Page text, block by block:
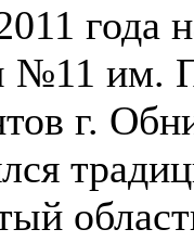
года
№11 им.
г.